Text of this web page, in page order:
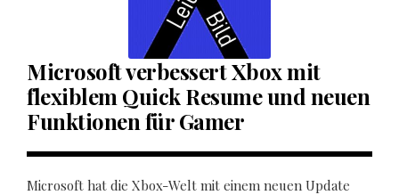
Microsoft verbessert Xbox mit
flexiblem Quick Resume und neuen
Funktionen für Gamer
Microsoft hat die Xbox-Welt mit einem neuen Update